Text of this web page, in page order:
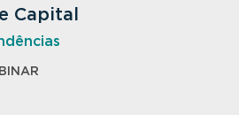
Capital